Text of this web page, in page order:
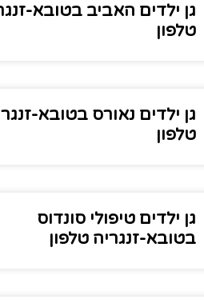
גן ילדים האביב בטובא-
טלפון
גן ילדים נאורס בטובא-
טלפון
גן ילדים טיפולי סונדוס
בטובא-זנגריה טלפון